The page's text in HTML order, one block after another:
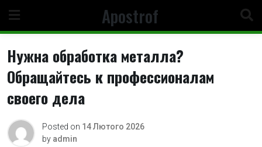
content
Apostrof
Нужна обработка металла?
Обращайтесь к профессионалам
своего дела
Posted on 14 Лютого 2026
by admin